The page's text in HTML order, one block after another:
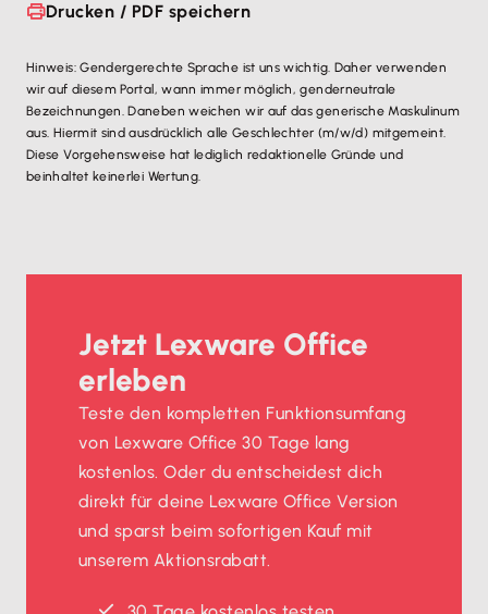
Drucken / PDF speichern
Hinweis: Gendergerechte Sprache ist uns wichtig. Daher verwenden
wir auf diesem Portal, wann immer möglich, genderneutrale
Bezeichnungen. Daneben weichen wir auf das generische Maskulinum
aus. Hiermit sind ausdrücklich alle Geschlechter (m/w/d) mitgemeint.
Diese Vorgehensweise hat lediglich redaktionelle Gründe und
beinhaltet keinerlei Wertung.
Jetzt Lexware Office
erleben
Teste den kompletten Funktionsumfang
von Lexware Office 30 Tage lang
kostenlos. Oder du entscheidest dich
direkt für deine Lexware Office Version
und sparst beim sofortigen Kauf mit
unserem Aktionsrabatt.